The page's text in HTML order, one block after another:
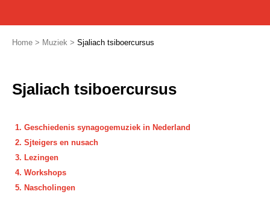
Home > Muziek > Sjaliach tsiboercursus
Sjaliach tsiboercursus
Geschiedenis synagogemuziek in Nederland
Sjteigers en nusach
Lezingen
Workshops
Nascholingen